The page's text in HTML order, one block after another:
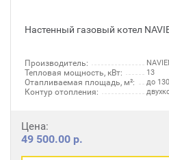
Настенный газовый котел
Производитель:
Тепловая мощность, кВт: 13
Отапливаемая площадь, м²: до 130
Контур отопления:
Цена:
49 500.00 р.